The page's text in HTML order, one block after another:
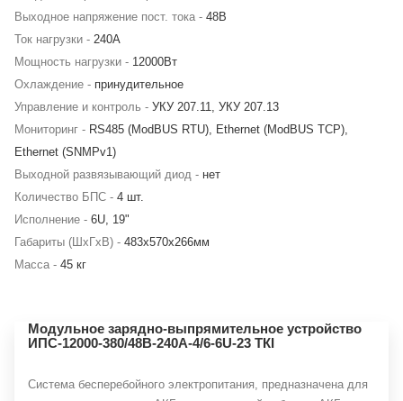
Выходное напряжение пост. тока - 48В
Ток нагрузки - 240А
Мощность нагрузки - 12000Вт
Охлаждение - принудительное
Управление и контроль - УКУ 207.11, УКУ 207.13
Мониторинг - RS485 (ModBUS RTU), Ethernet (ModBUS TCP),
Ethernet (SNMPv1)
Выходной развязывающий диод - нет
Количество БПС - 4 шт.
Исполнение - 6U, 19"
Габариты (ШхГхВ) - 483х570х266мм
Масса - 45 кг
Модульное зарядно-выпрямительное устройство
ИПС-12000-380/48В-240А-4/6-6U-23 ТКI
Система бесперебойного электропитания, предназначена для